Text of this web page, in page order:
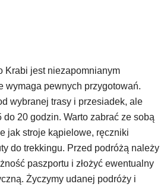
Krabi jest niezapomnianym
wymaga pewnych przygotowań.
wybranej trasy i przesiadek, ale
20 godzin. Warto zabrać ze sobą
jak stroje kąpielowe, ręczniki
do trekkingu. Przed podróżą należy
paszportu i złożyć ewentualny
Życzymy udanej podróży i